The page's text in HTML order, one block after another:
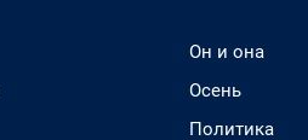
Он и она
Осень
Политика